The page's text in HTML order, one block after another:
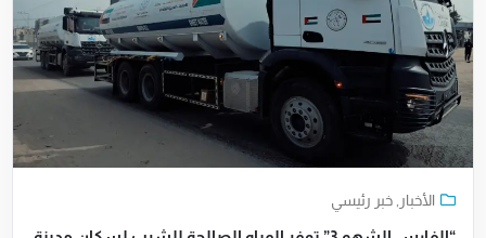
الأخبار ,خبر رئيسي